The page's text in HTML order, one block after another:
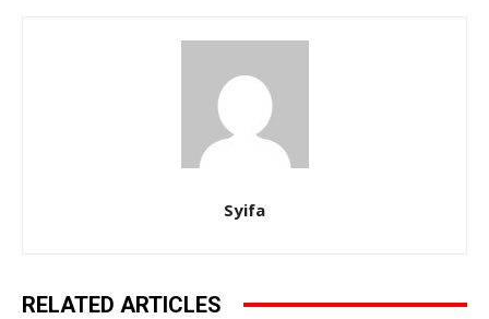
Syifa
RELATED ARTICLES